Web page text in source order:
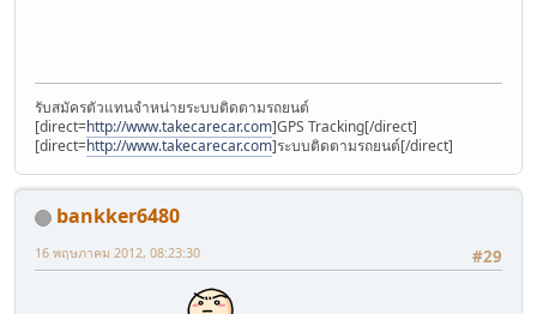
รับสมัครตัวแทนจำหน่ายระบบติดตามรถยนต์
[direct=http://www.takecarecar.com]GPS Tracking[/direct]
[direct=http://www.takecarecar.com]ระบบติดตามรถยนต์[/direct]
bankker6480
#29
16 พฤษภาคม 2012, 08:23:30